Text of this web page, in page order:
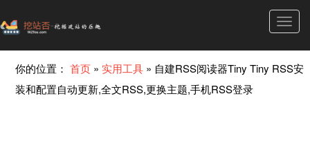
你的位置：首页 » 实用工具 » 自建RSS阅读器Tiny Tiny RSS安
装和配置自动更新,全文RSS,更换主题,手机RSS登录